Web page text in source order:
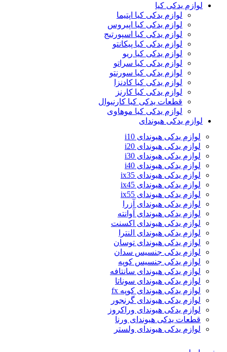
لوازم یدکی کیا
لوازم یدکی کیا اپتیما
لوازم یدکی کیا اپیروس
لوازم یدکی کیا اسپورتیج
لوازم یدکی کیا پیکانتو
لوازم یدکی کیا ریو
لوازم یدکی کیا سراتو
لوازم یدکی کیا سورنتو
لوازم یدکی کیا کادنزا
لوازم یدکی کیا کارنز
قطعات یدکی کیا کارنیوال
لوازم یدکی کیا موهاوی
لوازم یدکی هیوندای
لوازم یدکی هیوندای i10
لوازم یدکی هیوندای i20
لوازم یدکی هیوندای i30
لوازم یدکی هیوندای i40
لوازم یدکی هیوندای ix35
لوازم یدکی هیوندای ix45
لوازم یدکی هیوندای ix55
لوازم یدکی هیوندای آزرا
لوازم یدکی هیوندای آوانته
لوازم یدکی هیوندای اکسنت
لوازم یدکی هیوندای النترا
لوازم یدکی هیوندای توسان
لوازم یدکی جنسیس سدان
لوازم یدکی جنسیس کوپه
لوازم یدکی هیوندای سانتافه
لوازم یدکی هیوندای سوناتا
لوازم یدکی هیوندای کوپه fx
لوازم یدکی هیوندای گرنجور
لوازم یدکی هیوندای وراکروز
قطعات یدکی هیوندای ورنا
لوازم یدکی هیوندای ولستر